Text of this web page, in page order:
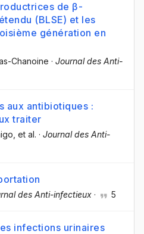
de β-
(BLSE) et les
génération en
Chanoine · Journal des Anti-
aux antibiotiques :
traiter
, et al. · Journal des Anti-
des Anti-infectieux · 5
infections urinaires